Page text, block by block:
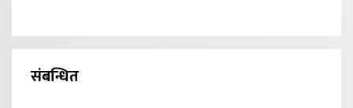
संबन्धित